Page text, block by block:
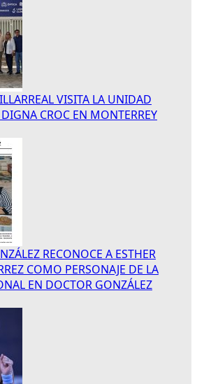
VISITA LA UNIDAD
CROC EN MONTERREY
RECONOCE A ESTHER
COMO PERSONAJE DE LA
EN DOCTOR GONZÁLEZ